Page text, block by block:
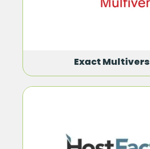
Exact Multivers